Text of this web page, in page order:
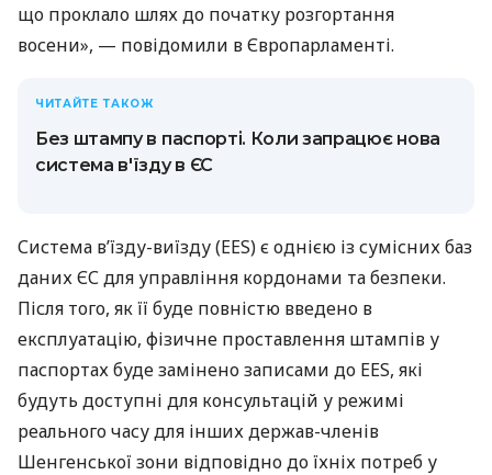
що проклало шлях до початку розгортання
восени», — повідомили в Європарламенті.
ЧИТАЙТЕ ТАКОЖ
Без штампу в паспорті. Коли запрацює нова
система в'їзду в ЄС
Система в’їзду-виїзду (EES) є однією із сумісних баз
даних ЄС для управління кордонами та безпеки.
Після того, як її буде повністю введено в
експлуатацію, фізичне проставлення штампів у
паспортах буде замінено записами до EES, які
будуть доступні для консультацій у режимі
реального часу для інших держав-членів
Шенгенської зони відповідно до їхніх потреб у